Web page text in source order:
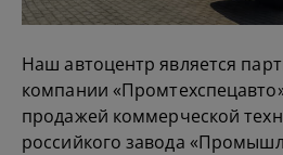
Наш автоцентр является
компании
продажей коммерческой
российкого завода